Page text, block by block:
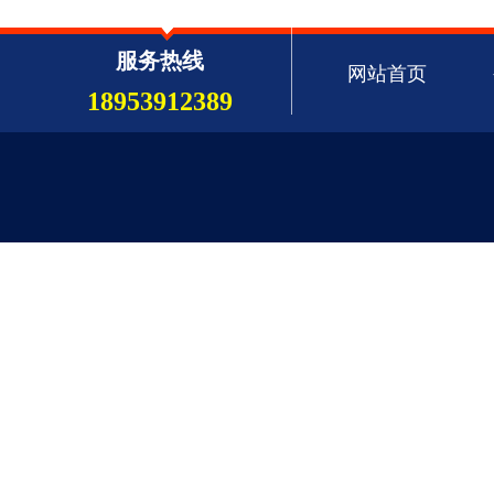
服务热线
18953912389
网站首页